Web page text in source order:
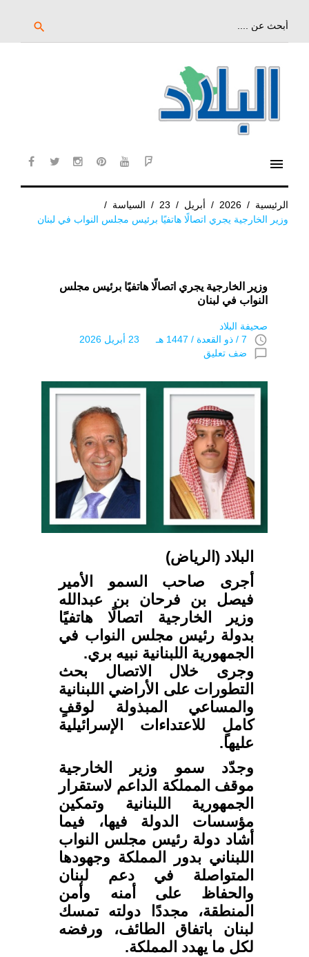
search
menu
الرئيسية /
2026
/ أبريل /
23
/ السياسة /
وزير الخارجية يجري اتصالًا هاتفيًا برئيس مجلس النواب في لبنان
وزير الخارجية يجري اتصالًا هاتفيًا برئيس مجلس
النواب في لبنان
صحيفة البلاد
access_time 7 / ذو القعدة / 1447 هـ 23 أبريل 2026
chat_bubble_outline ضف تعليق
البلاد (الرياض)
‏أجرى صاحب السمو الأمير
فيصل بن فرحان بن عبدالله
وزير الخارجية اتصالًا هاتفيًا
بدولة رئيس مجلس النواب في
الجمهورية اللبنانية نبيه بري.
وجرى خلال الاتصال بحث
التطورات على الأراضي اللبنانية
والمساعي المبذولة لوقفٍ
كاملٍ للاعتداءات الإسرائيلية
عليها.
وجدّد سمو وزير الخارجية
موقف المملكة الداعم لاستقرار
الجمهورية اللبنانية وتمكين
مؤسسات الدولة فيها، فيما
أشاد دولة رئيس مجلس النواب
اللبناني بدور المملكة وجهودها
المتواصلة في دعم لبنان
والحفاظ على أمنه وأمن
المنطقة، مجددًا دولته تمسك
لبنان باتفاق الطائف، ورفضه
لكل ما يهدد المملكة.